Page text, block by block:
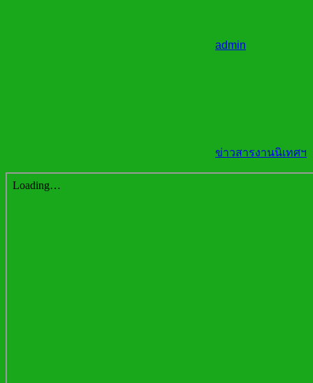
admin
ข่าวสารงานนิเทศฯ